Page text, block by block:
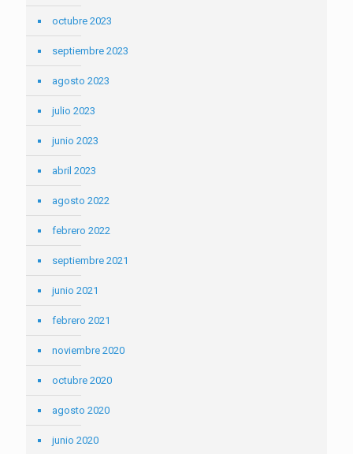
octubre 2023
septiembre 2023
agosto 2023
julio 2023
junio 2023
abril 2023
agosto 2022
febrero 2022
septiembre 2021
junio 2021
febrero 2021
noviembre 2020
octubre 2020
agosto 2020
junio 2020